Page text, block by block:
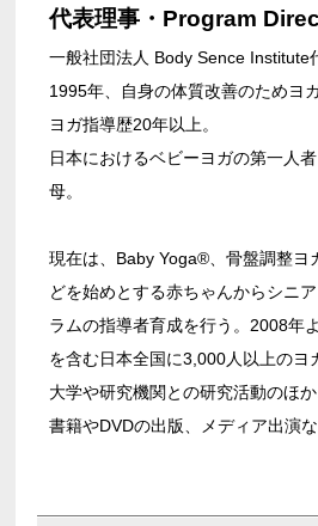
代表理事・Program
一般社団法人 Body Sence Institute
1995年、自身の体質改善のためヨ
ヨガ指導歴20年以上。
日本におけるベビーヨガの第一人
母。
現在は、Baby Yoga®、骨盤調整ヨ
どを始めとする赤ちゃんからシニ
ラムの指導者育成を行う。2008年
を含む日本全国に3,000人以上のヨ
大学や研究機関との研究活動のほ
書籍やDVDの出版、メディア出演な